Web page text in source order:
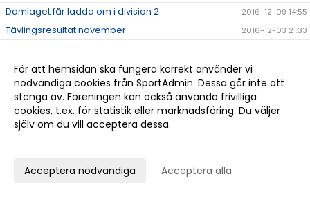
Damlaget får ladda om i division 2 2016-12-09 14:55
Tävlingsresultat november 2016-12-03 21:33
Höllvikens Herrar tillbaka i Division 1! 2016-11-14 12:35
Hjälp Claes Göransson med ett fantastiskt
tennisprojekt i Uganda!
Tävlingsresultat oktober! 2016-11-10 12:48
Grattis Nils till lagvinsten i Pirres Pokal i Stockholm!
Anmäl dig till Höstlovstennis
För att hemsidan ska fungera korrekt använder vi
nödvändiga cookies från SportAdmin. Dessa går inte att
stänga av. Föreningen kan också använda frivilliga
cookies, t.ex. för statistik eller marknadsföring. Du väljer
själv om du vill acceptera dessa.
Acceptera nödvändiga Acceptera alla